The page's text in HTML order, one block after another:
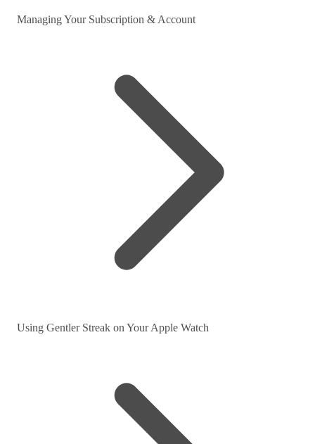
Managing Your Subscription & Account
Using Gentler Streak on Your Apple Watch